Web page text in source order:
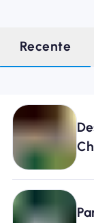
Sobre o eSIM
Por que
Usando um
Recente